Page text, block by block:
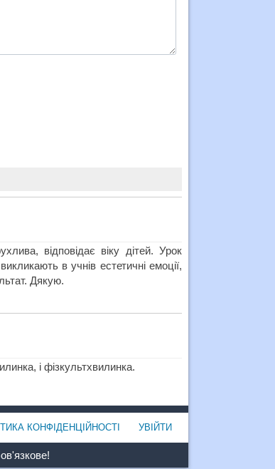
відповідає віку дітей. Урок
в учнів естетичні емоції,
Дякую.
і фізкультхвилинка.
КОНФІДЕНЦІЙНОСТІ УВІЙТИ